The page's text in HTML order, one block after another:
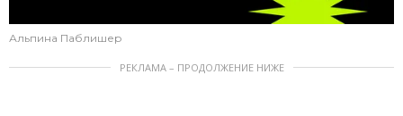
Альпина Паблишер
РЕКЛАМА – ПРОДОЛЖЕНИЕ НИЖЕ